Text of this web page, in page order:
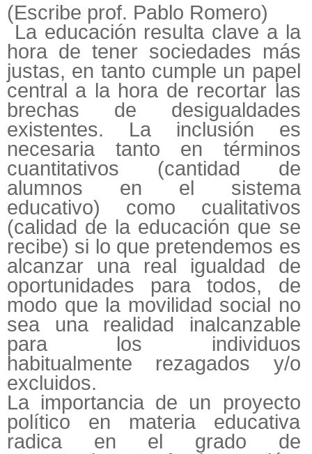
(Escribe prof. Pablo Romero)
La educación resulta clave a la
hora de tener sociedades más
justas, en tanto cumple un papel
central a la hora de recortar las
brechas de desigualdades
existentes. La inclusión es
necesaria tanto en términos
cuantitativos (cantidad de
alumnos en el sistema
educativo) como cualitativos
(calidad de la educación que se
recibe) si lo que pretendemos es
alcanzar una real igualdad de
oportunidades para todos, de
modo que la movilidad social no
sea una realidad inalcanzable
para los individuos
habitualmente rezagados y/o
excluidos.
La importancia de un proyecto
político en materia educativa
radica en el grado de